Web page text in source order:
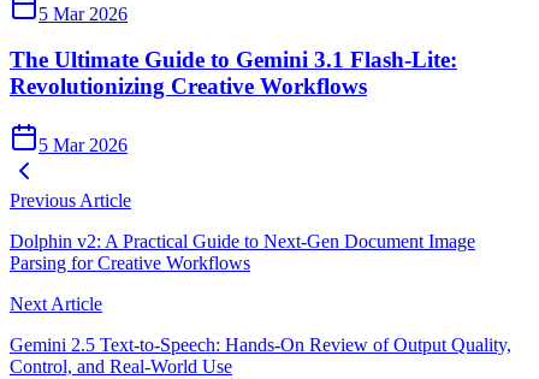
5 Mar 2026
The Ultimate Guide to Gemini 3.1 Flash-Lite:
Revolutionizing Creative Workflows
5 Mar 2026
Previous Article
Dolphin v2: A Practical Guide to Next‑Gen Document Image
Parsing for Creative Workflows
Next Article
Gemini 2.5 Text‑to‑Speech: Hands‑On Review of Output Quality,
Control, and Real‑World Use